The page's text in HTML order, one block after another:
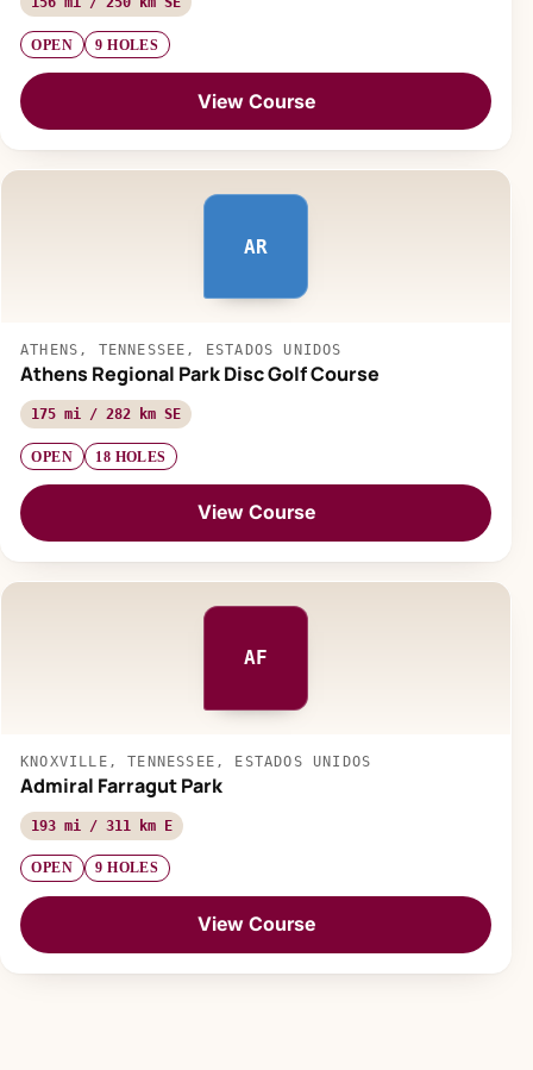
OPEN 9 HOLES
View Course
AR
ATHENS, TENNESSEE, ESTADOS UNIDOS
Athens Regional Park Disc Golf Course
175 mi / 282 km SE
OPEN 18 HOLES
View Course
AF
KNOXVILLE, TENNESSEE, ESTADOS UNIDOS
Admiral Farragut Park
193 mi / 311 km E
OPEN 9 HOLES
View Course